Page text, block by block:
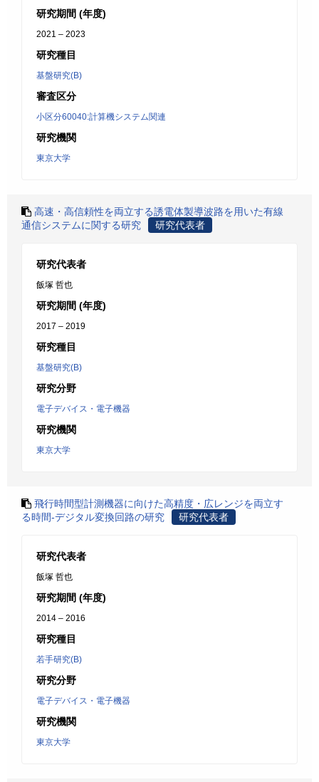
研究期間 (年度)
2021 – 2023
研究種目
基盤研究(B)
審査区分
小区分60040:計算機システム関連
研究機関
東京大学
高速・高信頼性を両立する誘電体製導波路を用いた有線
通信システムに関する研究
研究代表者
研究代表者
飯塚 哲也
研究期間 (年度)
2017 – 2019
研究種目
基盤研究(B)
研究分野
電子デバイス・電子機器
研究機関
東京大学
飛行時間型計測機器に向けた高精度・広レンジを両立す
る時間-デジタル変換回路の研究
研究代表者
研究代表者
飯塚 哲也
研究期間 (年度)
2014 – 2016
研究種目
若手研究(B)
研究分野
電子デバイス・電子機器
研究機関
東京大学